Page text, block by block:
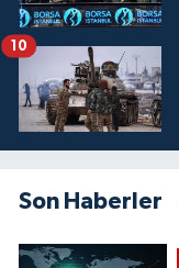
10
Son Haberler